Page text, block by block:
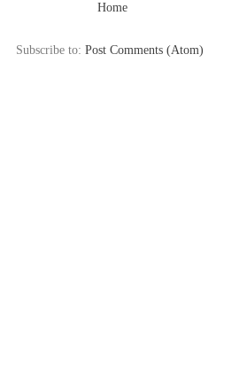
Home
Subscribe to: Post Comments (Atom)